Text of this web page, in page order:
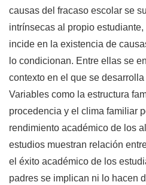
causas del fracaso escolar se
intrínsecas al propio
incide en la existencia de
lo condicionan. Entre ellas se
contexto en el que se
Variables como la estructura
procedencia y el clima familiar
rendimiento académico de los
estudios muestran relación
el éxito académico de los
padres se implican ni lo hacen